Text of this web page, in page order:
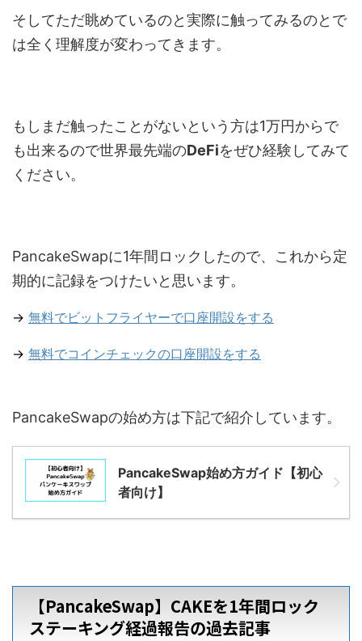
そしてただ眺めているのと実際に触ってみるのとで
は全く理解度が変わってきます。
もしまだ触ったことがないという方は1万円からで
も出来るので世界最先端のDeFiをぜひ経験してみて
ください。
PancakeSwapに1年間ロックしたので、これから定
期的に記録をつけたいと思います。
→ 無料でビットフライヤーで口座開設をする
→ 無料でコインチェックの口座開設をする
PancakeSwapの始め方は下記で紹介しています。
PancakeSwap始め方ガイド【初心
者向け】
【PancakeSwap】CAKEを1年間ロック
ステーキング経過報告の過去記事